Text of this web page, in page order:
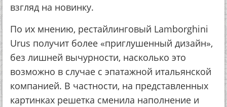
взгляд на новинку.
По их мнению, рестайлинговый Lamborghini
Urus получит более «приглушенный дизайн»,
без лишней вычурности, насколько это
возможно в случае с эпатажной итальянской
компанией. В частности, на представленных
картинках решетка сменила наполнение и